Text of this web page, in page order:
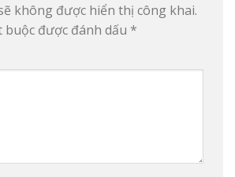
không được hiển thị công khai.
được đánh dấu *